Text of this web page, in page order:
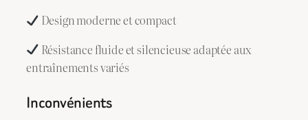
Design moderne et compact
Résistance fluide et silencieuse adaptée aux
entraînements variés
Inconvénients